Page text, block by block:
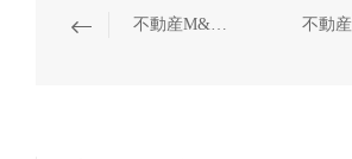
不動産M&A取引